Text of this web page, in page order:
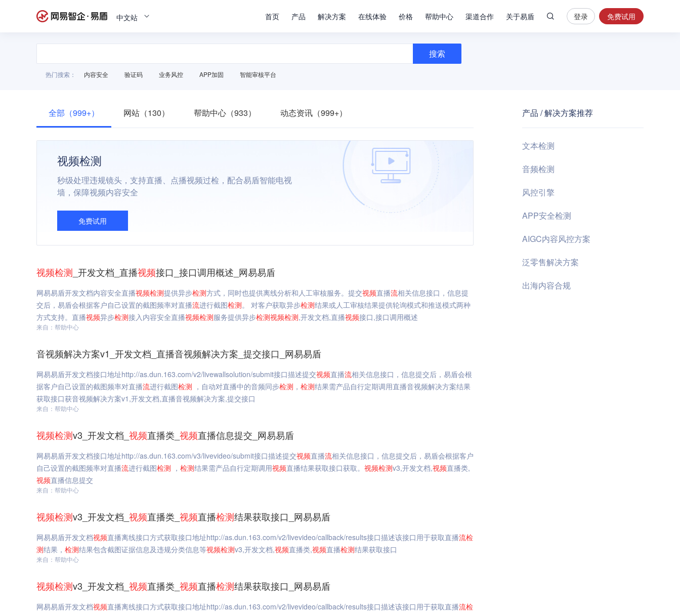
中文站 首页 产品 解决方案 在线体验 价格 帮助中心 渠道合作 关于易盾
安
全
控
登录 免费试用
搜索
热门搜索： 内容安全 验证码 业务风控 APP加固 智能审核平台
全部（999+） 网站（130） 帮助中心（933） 动态资讯（999+）
视频检测
秒级处理违规镜头，支持直播、点播视频过检，配合易盾智能电视
墙，保障视频内容安全
免费试用
视频检测 _开发文档_直播视频接口_接口调用概述_网易易盾
网易易盾开发文档内容安全直播视频检测提供异步检测方式，同时也提供离线分析和人工审核服务。提交视频直播流相关信息接口，信息提
交后，易盾会根据客户自己设置的截图频率对直播流进行截图检测。 对客户获取异步检测结果或人工审核结果提供轮询模式和推送模式两种
方式支持。直播视频异步检测接入内容安全直播视频检测服务提供异步检测视频检测,开发文档,直播视频接口,接口调用概述
来自：帮助中心
音视频解决方案v1_开发文档_直播音视频解决方案_提交接口_网易易盾
网易易盾开发文档接口地址http://as.dun.163.com/v2/livewallsolution/submit接口描述提交视频直播流相关信息接口，信息提交后，易盾会根
据客户自己设置的截图频率对直播流进行截图检测 ，自动对直播中的音频同步检测 ， 检测结果需产品自行定期调用直播音视频解决方案结果
获取接口获音视频解决方案v1,开发文档,直播音视频解决方案,提交接口
来自：帮助中心
视频检测v3_开发文档_ 视频直播类_ 视频直播信息提交_网易易盾
网易易盾开发文档接口地址http://as.dun.163.com/v3/livevideo/submit接口描述提交视频直播流相关信息接口，信息提交后，易盾会根据客户
自己设置的截图频率对直播流进行截图检测 ， 检测结果需产品自行定期调用视频直播结果获取接口获取。 视频检测v3,开发文档,视频直播类,
视频直播信息提交
来自：帮助中心
视频检测v3_开发文档_ 视频直播类_ 视频直播检测结果获取接口_网易易盾
网易易盾开发文档视频直播离线接口方式获取接口地址http://as.dun.163.com/v2/livevideo/callback/results接口描述该接口用于获取直播流检
测结果， 检测结果包含截图证据信息及违规分类信息等视频检测v3,开发文档,视频直播类,视频直播检测结果获取接口
来自：帮助中心
视频检测v3_开发文档_ 视频直播类_ 视频直播检测结果获取接口_网易易盾
网易易盾开发文档视频直播离线接口方式获取接口地址http://as.dun.163.com/v2/livevideo/callback/results接口描述该接口用于获取直播流检
产品 / 解决方案推荐
文本检测
音频检测
风控引擎
APP安全检测
AIGC内容风控方案
泛零售解决方案
出海内容合规